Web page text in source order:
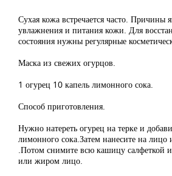
Сухая кожа встречается часто. Причины
увлажнения и питания кожи. Для
состояния нужны регулярные
Маска из свежих огурцов.
1 огурец 10 капель лимонного сока.
Способ приготовления.
Нужно натереть огурец на терке и
лимонного сока.Затем нанесите на лицо
.Потом снимите всю кашицу салфеткой
или жиром лицо.